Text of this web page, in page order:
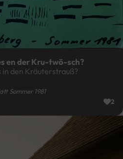
en der Kru-twö-sch?
in den Kräuterstrauß?
Sommer 1981
2